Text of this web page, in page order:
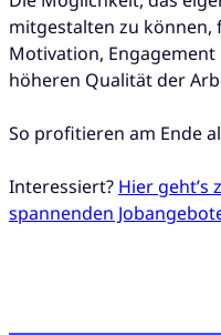
mitgestalten zu
Motivation,
höheren Qualität der
So profitieren am Ende
Interessiert? Hier geht’s
spannenden